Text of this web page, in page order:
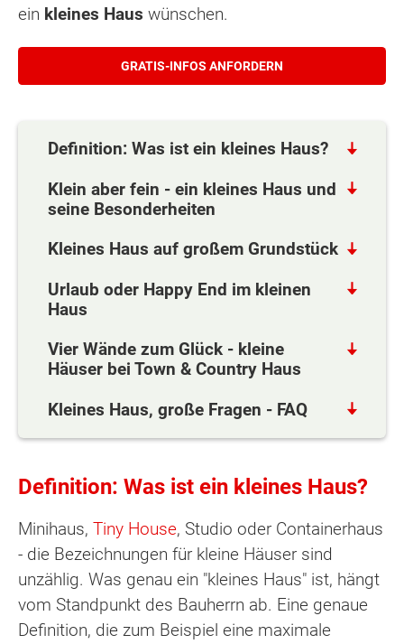
ein kleines Haus wünschen.
GRATIS-INFOS ANFORDERN
Definition: Was ist ein kleines Haus?
Klein aber fein - ein kleines Haus und
seine Besonderheiten
Kleines Haus auf großem Grundstück
Urlaub oder Happy End im kleinen
Haus
Vier Wände zum Glück - kleine
Häuser bei Town & Country Haus
Kleines Haus, große Fragen - FAQ
Definition: Was ist ein kleines Haus?
Minihaus, Tiny House, Studio oder Containerhaus
- die Bezeichnungen für kleine Häuser sind
unzählig. Was genau ein "kleines Haus" ist, hängt
vom Standpunkt des Bauherrn ab. Eine genaue
Definition, die zum Beispiel eine maximale